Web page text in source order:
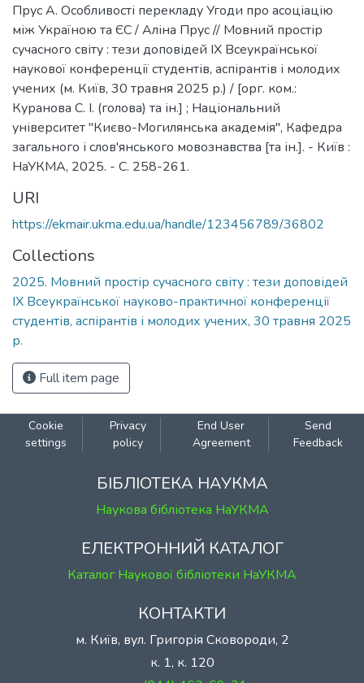
Прус А. Особливості перекладу Угоди про асоціацію
між Україною та ЄС / Аліна Прус // Мовний простір
сучасного світу : тези доповідей ІХ Всеукраїнської
наукової конференції студентів, аспірантів і молодих
учених (м. Київ, 30 травня 2025 р.) / [орг. ком.:
Куранова С. І. (голова) та ін.] ; Національний
університет "Києво-Могилянська академія", Кафедра
загального і слов'янського мовознавства [та ін.]. - Київ :
НаУКМА, 2025. - C. 258-261.
URI
https://ekmair.ukma.edu.ua/handle/123456789/36802
Collections
2025. Мовний простір сучасного світу : тези доповідей
ІХ Всеукраїнської науково-практичної конференції
студентів, аспірантів і молодих учених, 30 травня 2025
р.
Full item page
Cookie
settings
Privacy
policy
End User
Agreement
Send
Feedback
БІБЛІОТЕКА НАУКМА
Наукова бібліотека НаУКМА
ЕЛЕКТРОННИЙ КАТАЛОГ
Каталог Наукової бібліотеки НаУКМА
КОНТАКТИ
м. Київ, вул. Григорія Сковороди, 2
к. 1, к. 120